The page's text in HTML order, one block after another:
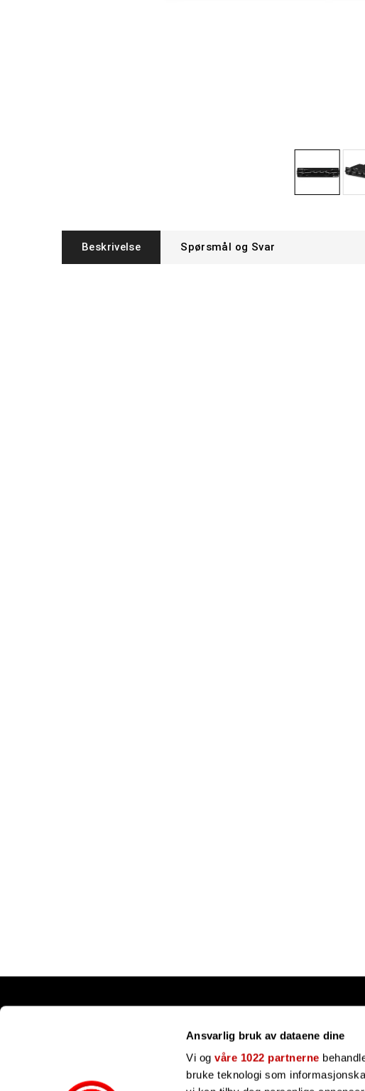
Ansvarlig bruk av dataene dine
Vi ogvåre 1022 partnerne
bruke teknologi som
Beskrivelse Spørsmål og Svar
Bli forhandler